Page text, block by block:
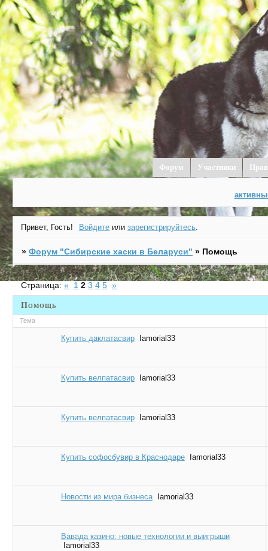
Форум Участники
Привет, Гость! Войдите илизарегистрируйтесь.
»Форум "Cибирские хаски в Беларуси" » Помощь
Помощь
Страница:« 1 2 3 4 5 »
Тема
Купить даклатасвир Iamorial33
Купить велпатасвир Iamorial33
Купить велпатасвир Iamorial33
Купить софосбувир в Краснодаре Iamorial33
Новости из мира бизнеса Iamorial33
Вавада казино: новые технологии и выигрыши
Iamorial33